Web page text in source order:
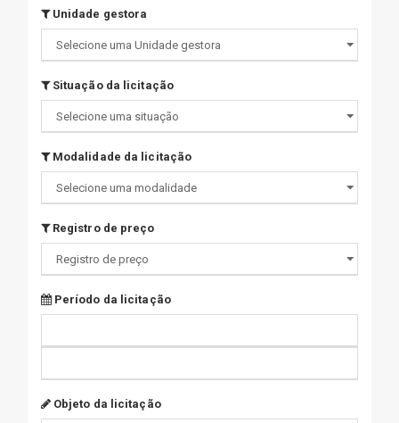
Unidade gestora
Situação da licitação
Modalidade da licitação
Registro de preço
Período da licitação
Objeto da licitação